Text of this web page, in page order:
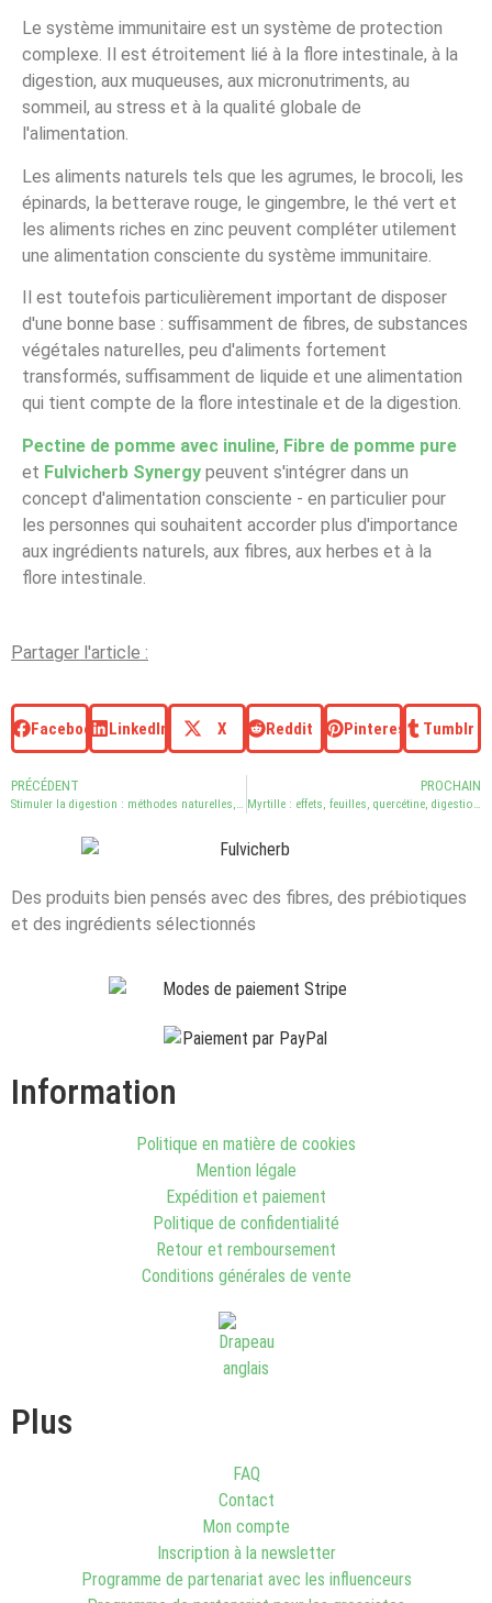
Le système immunitaire est un système de protection
complexe. Il est étroitement lié à la flore intestinale, à la
digestion, aux muqueuses, aux micronutriments, au
sommeil, au stress et à la qualité globale de
l'alimentation.
Les aliments naturels tels que les agrumes, le brocoli, les
épinards, la betterave rouge, le gingembre, le thé vert et
les aliments riches en zinc peuvent compléter utilement
une alimentation consciente du système immunitaire.
Il est toutefois particulièrement important de disposer
d'une bonne base : suffisamment de fibres, de substances
végétales naturelles, peu d'aliments fortement
transformés, suffisamment de liquide et une alimentation
qui tient compte de la flore intestinale et de la digestion.
Pectine de pomme avec inuline, Fibre de pomme pure
et Fulvicherb Synergy peuvent s'intégrer dans un
concept d'alimentation consciente - en particulier pour
les personnes qui souhaitent accorder plus d'importance
aux ingrédients naturels, aux fibres, aux herbes et à la
flore intestinale.
Partager l'article :
Facebook LinkedIn X Reddit Pinterest Tumblr
PRÉCÉDENT
Stimuler la digestion : méthodes naturelles, fibres et flore intestinale
PROCHAIN
Myrtille : effets, feuilles, quercétine, digestion et flore intestinale
Des produits bien pensés avec des fibres, des prébiotiques
et des ingrédients sélectionnés
Information
Politique en matière de cookies
Mention légale
Expédition et paiement
Politique de confidentialité
Retour et remboursement
Conditions générales de vente
Plus
FAQ
Contact
Mon compte
Inscription à la newsletter
Programme de partenariat avec les influenceurs